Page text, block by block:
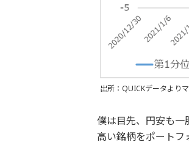
出所：QUICKデータより
僕は目先、円安も一
高い銘柄をポートフ